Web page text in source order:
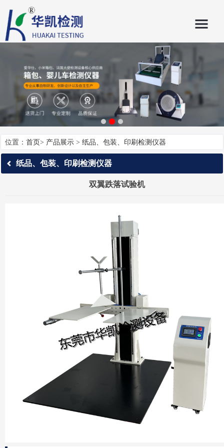
位置： 首页> 产品展示 > 纸品、包装、印刷检测仪器
纸品、包装、印刷检测仪器
双翼跌落试验机